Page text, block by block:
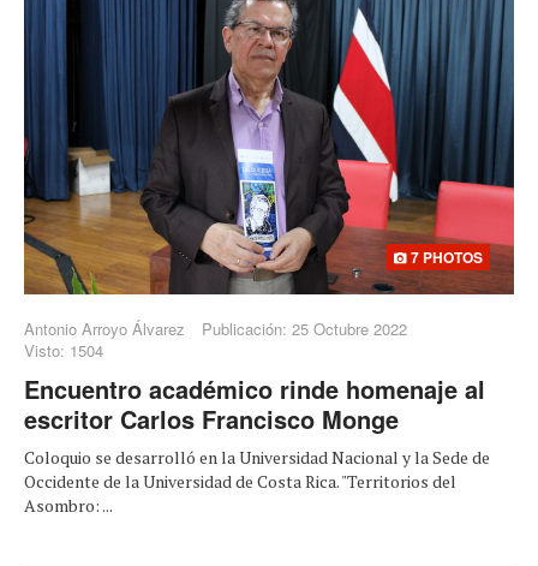
7 PHOTOS
Antonio Arroyo Álvarez
Publicación: 25 Octubre 2022
Visto: 1504
Encuentro académico rinde homenaje al
escritor Carlos Francisco Monge
Coloquio se desarrolló en la Universidad Nacional y la Sede de
Occidente de la Universidad de Costa Rica. "Territorios del
Asombro: ...